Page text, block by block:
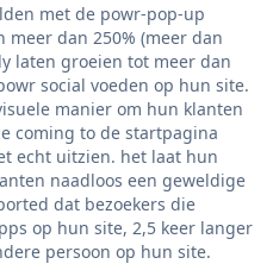
met de powr-pop-up
dan 250% (meer dan
laten groeien tot meer dan
social voeden op hun site.
manier om hun klanten
coming to de startpagina
echt uitzien. het laat hun
naadloos een geweldige
dat bezoekers die
op hun site, 2,5 keer langer
persoon op hun site.